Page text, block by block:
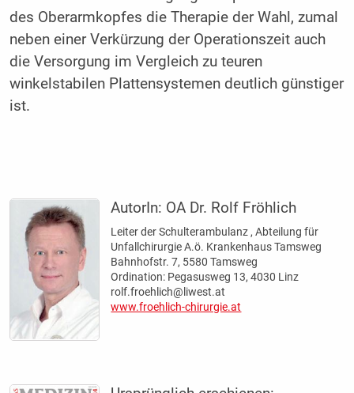
des Oberarmkopfes die Therapie der Wahl, zumal
neben einer Verkürzung der Operationszeit auch
die Versorgung im Vergleich zu teuren
winkelstabilen Plattensystemen deutlich günstiger
ist.
AutorIn: OA Dr. Rolf Fröhlich
Leiter der Schulterambulanz , Abteilung für
Unfallchirurgie A.ö. Krankenhaus Tamsweg
Bahnhofstr. 7, 5580 Tamsweg
Ordination: Pegasusweg 13, 4030 Linz
rolf.froehlich@liwest.at
www.froehlich-chirurgie.at